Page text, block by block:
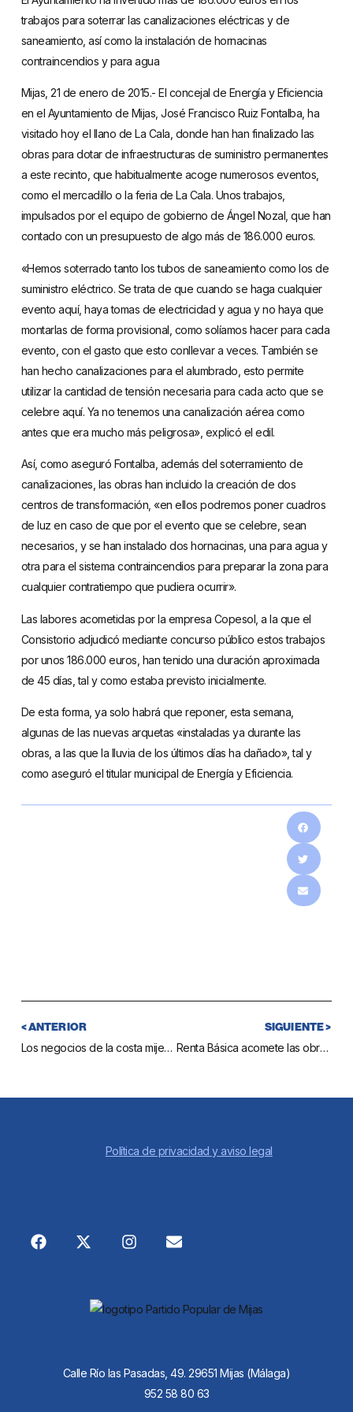
trabajos para soterrar las canalizaciones eléctricas y de
saneamiento, así como la instalación de hornacinas
contraincendios y para agua
Mijas, 21 de enero de 2015.- El concejal de Energía y Eficiencia
en el Ayuntamiento de Mijas, José Francisco Ruiz Fontalba, ha
visitado hoy el llano de La Cala, donde han han finalizado las
obras para dotar de infraestructuras de suministro permanentes
a este recinto, que habitualmente acoge numerosos eventos,
como el mercadillo o la feria de La Cala. Unos trabajos,
impulsados por el equipo de gobierno de Ángel Nozal, que han
contado con un presupuesto de algo más de 186.000 euros.
«Hemos soterrado tanto los tubos de saneamiento como los de
suministro eléctrico. Se trata de que cuando se haga cualquier
evento aquí, haya tomas de electricidad y agua y no haya que
montarlas de forma provisional, como solíamos hacer para cada
evento, con el gasto que esto conllevar a veces. También se
han hecho canalizaciones para el alumbrado, esto permite
utilizar la cantidad de tensión necesaria para cada acto que se
celebre aquí. Ya no tenemos una canalización aérea como
antes que era mucho más peligrosa», explicó el edil.
Así, como aseguró Fontalba, además del soterramiento de
canalizaciones, las obras han incluido la creación de dos
centros de transformación, «en ellos podremos poner cuadros
de luz en caso de que por el evento que se celebre, sean
necesarios, y se han instalado dos hornacinas, una para agua y
otra para el sistema contraincendios para preparar la zona para
cualquier contratiempo que pudiera ocurrir».
Las labores acometidas por la empresa Copesol, a la que el
Consistorio adjudicó mediante concurso público estos trabajos
por unos 186.000 euros, han tenido una duración aproximada
de 45 días, tal y como estaba previsto inicialmente.
De esta forma, ya solo habrá que reponer, esta semana,
algunas de las nuevas arquetas «instaladas ya durante las
obras, a las que la lluvia de los últimos días ha dañado», tal y
como aseguró el titular municipal de Energía y Eficiencia.
< ANTERIOR
Los negocios de la costa mijeña serán protagonistas de la Guía Senda Litoral editada por Hecho en Mijas
SIGUIENTE >
Renta Básica acomete las obras de mejora en la urbanización Riviera del Sol
Calle Río las Pasadas, 49. 29651 Mijas (Málaga)
952 58 80 63
Política de privacidad y aviso legal